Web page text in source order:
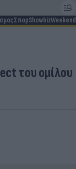
ΣπορShowbizWeekend
του ομίλου